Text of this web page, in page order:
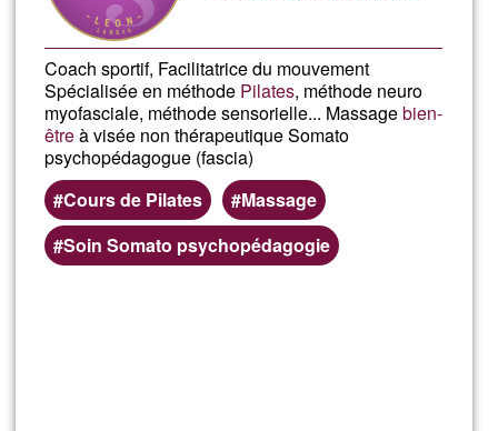
Coach sportif, Facilitatrice du mouvement
Spécialisée en méthode Pilates, méthode neuro
myofasciale, méthode sensorielle... Massagebien-
êtreà visée non thérapeutique Somato
psychopédagogue (fascia)
Cours de Pilates
Massage
Soin Somato psychopédagogie